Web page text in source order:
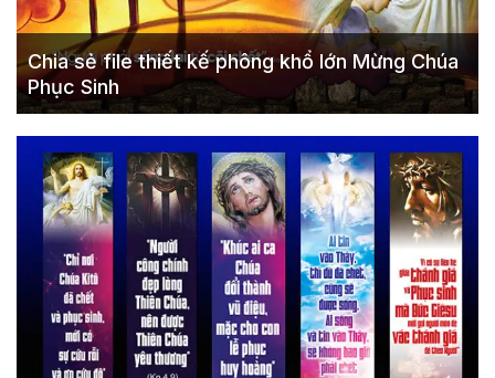
Chia sẻ file thiết kế phông khổ lớn Mừng Chúa
Phục Sinh